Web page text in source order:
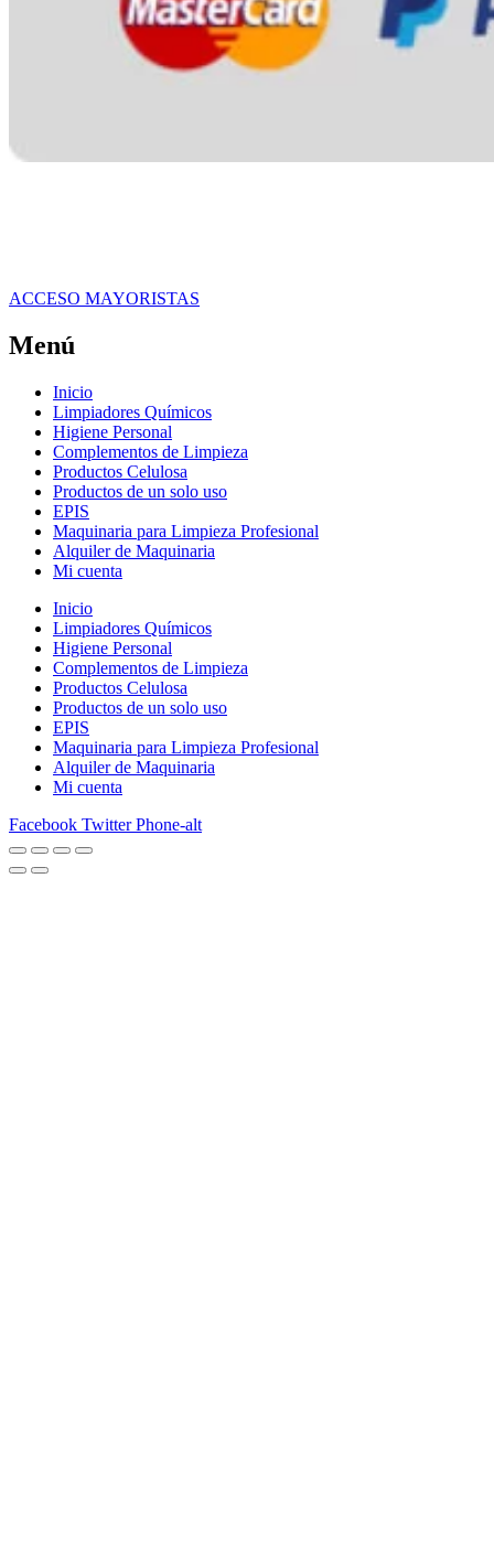
ACCESO MAYORISTAS
Menú
Inicio
Limpiadores Químicos
Higiene Personal
Complementos de Limpieza
Productos Celulosa
Productos de un solo uso
EPIS
Maquinaria para Limpieza Profesional
Alquiler de Maquinaria
Mi cuenta
Inicio
Limpiadores Químicos
Higiene Personal
Complementos de Limpieza
Productos Celulosa
Productos de un solo uso
EPIS
Maquinaria para Limpieza Profesional
Alquiler de Maquinaria
Mi cuenta
Facebook Twitter Phone-alt